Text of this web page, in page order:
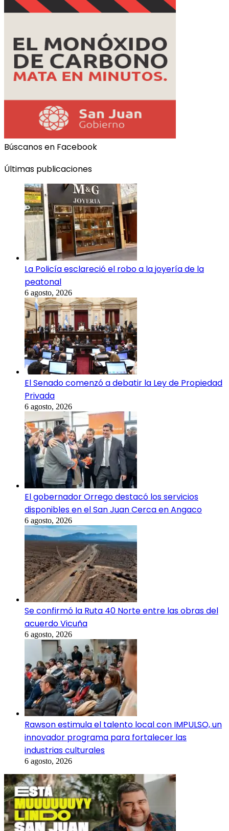
Búscanos en Facebook
Últimas publicaciones
La Policía esclareció el robo a la joyería de la
peatonal
6 agosto, 2026
El Senado comenzó a debatir la Ley de Propiedad
Privada
6 agosto, 2026
El gobernador Orrego destacó los servicios
disponibles en el San Juan Cerca en Angaco
6 agosto, 2026
Se confirmó la Ruta 40 Norte entre las obras del
acuerdo Vicuña
6 agosto, 2026
Rawson estimula el talento local con IMPULSO, un
innovador programa para fortalecer las
industrias culturales
6 agosto, 2026